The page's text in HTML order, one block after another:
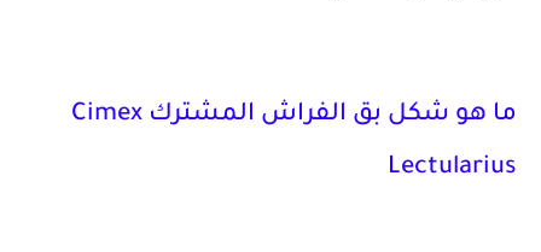
ما هو شكل بق الفراش المشترك Cimex
Lectularius